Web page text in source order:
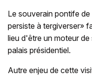
Le souverain pontife
persiste à tergiverser»
lieu d'être un moteur
palais présidentiel.
Autre enjeu de cette